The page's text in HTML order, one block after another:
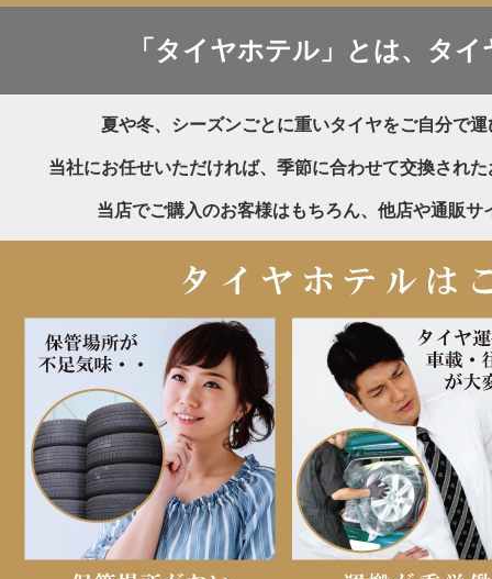
「タイヤホテル」とは、タ
夏や冬、シーズンごとに重いタイヤをご自分で
当社にお任せいただければ、季節に合わせて交換され
当店でご購入のお客様はもちろん、他店や通販